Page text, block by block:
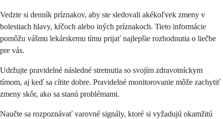
Vedzte si denník príznakov, aby ste sledovali akékoľvek zmeny v
bolestiach hlavy, kŕčoch alebo iných príznakoch. Tieto informácie
pomôžu vášmu lekárskemu tímu prijať najlepšie rozhodnutia o liečbe
pre vás.
Udržujte pravidelné následné stretnutia so svojím zdravotníckym
tímom, aj keď sa cítite dobre. Pravidelné monitorovanie môže zachytiť
zmeny skôr, ako sa stanú problémami.
Naučte sa rozpoznávať varovné signály, ktoré si vyžadujú okamžitú